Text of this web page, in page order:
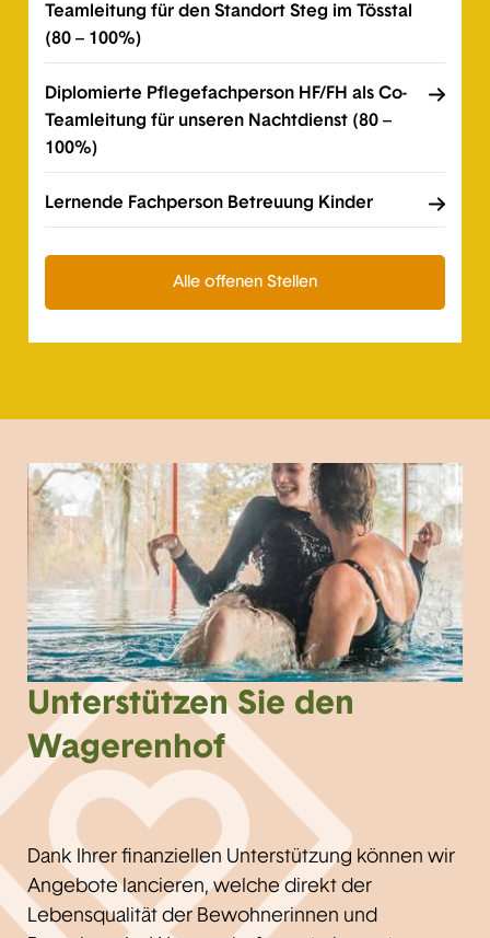
Teamleitung für den Standort Steg im Tösstal
(80 – 100%)
Diplomierte Pflegefachperson HF/FH als Co-
Teamleitung für unseren Nachtdienst (80 –
100%)
Lernende Fachperson Betreuung Kinder
Alle offenen Stellen
Unterstützen Sie den
Wagerenhof
Dank Ihrer finanziellen Unterstützung können wir
Angebote lancieren, welche direkt der
Lebensqualität der Bewohnerinnen und